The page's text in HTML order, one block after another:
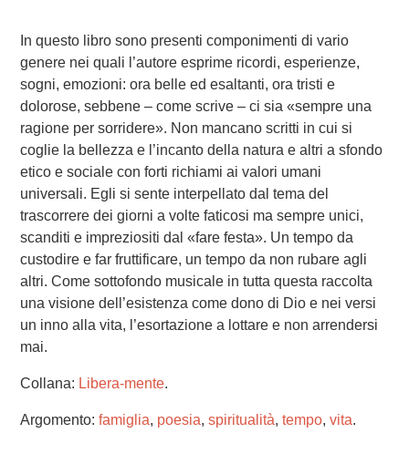
In questo libro sono presenti componimenti di vario
genere nei quali l’autore esprime ricordi, esperienze,
sogni, emozioni: ora belle ed esaltanti, ora tristi e
dolorose, sebbene – come scrive – ci sia «sempre una
ragione per sorridere». Non mancano scritti in cui si
coglie la bellezza e l’incanto della natura e altri a sfondo
etico e sociale con forti richiami ai valori umani
universali. Egli si sente interpellato dal tema del
trascorrere dei giorni a volte faticosi ma sempre unici,
scanditi e impreziositi dal «fare festa». Un tempo da
custodire e far fruttificare, un tempo da non rubare agli
altri. Come sottofondo musicale in tutta questa raccolta
una visione dell’esistenza come dono di Dio e nei versi
un inno alla vita, l’esortazione a lottare e non arrendersi
mai.
Collana: Libera-mente.
Argomento: famiglia, poesia, spiritualità, tempo, vita.